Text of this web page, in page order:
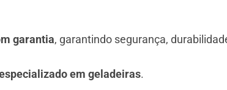
garantia, garantindo segurança,
em geladeiras.